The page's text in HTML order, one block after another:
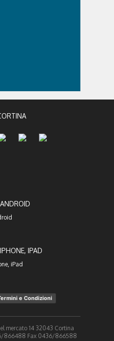
IPAD
e Condizioni
mercato 14 32043 Cortina
866488 Fax 0436/866588